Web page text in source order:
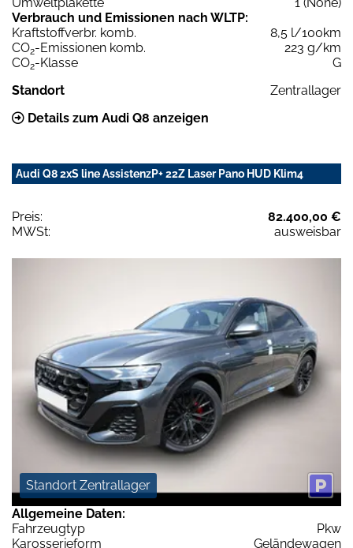
Verbrauch und Emissionen nach WLTP:
Kraftstoffverbr. komb.
8,5 l/100km
CO2-Emissionen komb.
223 g/km
CO2-Klasse
G
Standort
Zentrallager
Details zum Audi Q8 anzeigen
Audi Q8 2xS line AssistenzP+ 22Z Laser Pano HUD Klim4
Preis:
82.400,00 €
MWSt:
ausweisbar
Standort Zentrallager
Allgemeine Daten:
Fahrzeugtyp
Pkw
Karosserieform
Geländewagen